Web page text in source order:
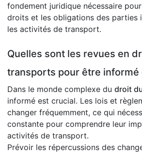
fondement juridique nécessaire
droits et les obligations des parties
les activités de transport.
Quelles sont les revues en
transports pour être informé
Dans le monde complexe du droit
informé est crucial. Les lois et
changer fréquemment, ce qui
constante pour comprendre leur
activités de transport.
Prévoir les répercussions des